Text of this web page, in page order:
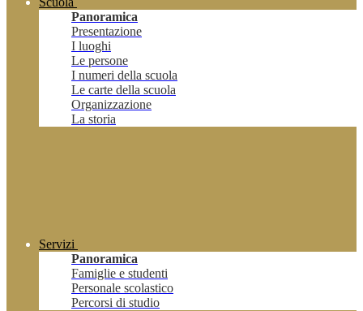
Panoramica
Presentazione
I luoghi
Le persone
I numeri della scuola
Le carte della scuola
Organizzazione
La storia
Servizi
Panoramica
Famiglie e studenti
Personale scolastico
Percorsi di studio